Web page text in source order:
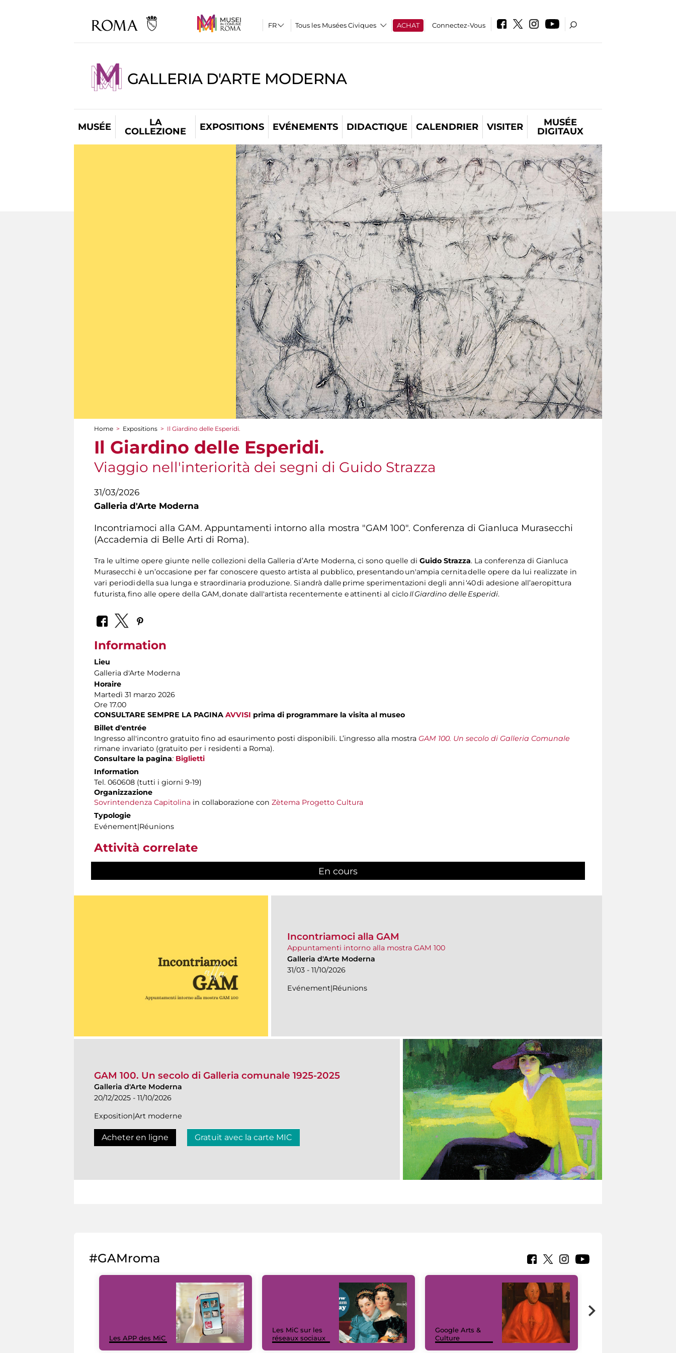
Tous les Musées Civiques ACHAT Connectez-Vous
GALLERIA D'ARTE MODERNA
MUSÉE
LA
COLLEZIONE
EXPOSITIONS EVÉNEMENTS DIDACTIQUE CALENDRIER VISITER
MUSÉE
DIGITAUX
You are here
Home > Expositions > Il Giardino delle Esperidi.
Il Giardino delle Esperidi.
Viaggio nell'interiorità dei segni di Guido Strazza
31/03/2026
Galleria d'Arte Moderna
Incontriamoci alla GAM. Appuntamenti intorno alla mostra "GAM 100". Conferenza di Gianluca Murasecchi
(Accademia di Belle Arti di Roma).
Tra le ultime opere giunte nelle collezioni della Galleria d’Arte Moderna, ci sono quelle di Guido Strazza. La conferenza di Gianluca
Murasecchi è un’occasione per far conoscere questo artista al pubblico, presentando un'ampia cernita delle opere da lui realizzate in
vari periodi della sua lunga e straordinaria produzione. Si andrà dalle prime sperimentazioni degli anni ‘40 di adesione all’aeropittura
futurista,fino alle opere della GAM, donate dall'artista recentemente e attinenti al cicloIlGiardino delle Esperidi.
Information
Lieu
Galleria d'Arte Moderna
Horaire
Martedì 31 marzo 2026
Ore 17.00
CONSULTARE SEMPRE LA PAGINA AVVISI prima di programmare la visita al museo
Billet d'entrée
Ingresso all'incontro gratuito fino ad esaurimento posti disponibili. L’ingresso alla mostra GAM 100. Un secolo di Galleria Comunale
rimane invariato (gratuito per i residenti a Roma).
Consultare la pagina: Biglietti
Information
Tel. 060608 (tutti i giorni 9-19)
Organizzazione
Sovrintendenza Capitolina in collaborazione con Zètema Progetto Cultura
Typologie
Evénement|Réunions
Attività correlate
En cours
Incontriamoci alla GAM
Appuntamenti intorno alla mostra GAM 100
Galleria d'Arte Moderna
31/03 - 11/10/2026
Evénement|Réunions
GAM 100. Un secolo di Galleria comunale 1925-2025
Galleria d'Arte Moderna
20/12/2025 - 11/10/2026
Exposition|Art moderne
Acheter en ligne Gratuit avec la carte MIC
#GAMroma
Les APP des MiC
Les MiC sur les
réseaux sociaux
Google Arts &
Culture